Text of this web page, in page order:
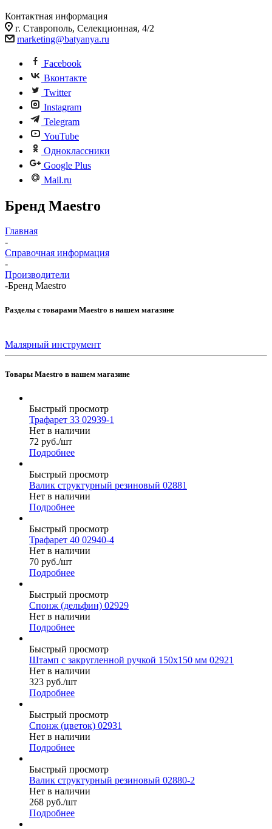
Контактная информация
г. Ставрополь, Селекционная, 4/2
marketing@batyanya.ru
Facebook
Вконтакте
Twitter
Instagram
Telegram
YouTube
Одноклассники
Google Plus
Mail.ru
Бренд Maestro
Главная
-
Справочная информация
-
Производители
-Бренд Maestro
Разделы с товарами Maestro в нашем магазине
Малярный инструмент
Товары Maestro в нашем магазине
Быстрый просмотр
Трафарет 33 02939-1
Нет в наличии
72 руб./шт
Подробнее
Быстрый просмотр
Валик структурный резиновый 02881
Нет в наличии
Подробнее
Быстрый просмотр
Трафарет 40 02940-4
Нет в наличии
70 руб./шт
Подробнее
Быстрый просмотр
Спонж (дельфин) 02929
Нет в наличии
Подробнее
Быстрый просмотр
Штамп с закругленной ручкой 150х150 мм 02921
Нет в наличии
323 руб./шт
Подробнее
Быстрый просмотр
Спонж (цветок) 02931
Нет в наличии
Подробнее
Быстрый просмотр
Валик структурный резиновый 02880-2
Нет в наличии
268 руб./шт
Подробнее